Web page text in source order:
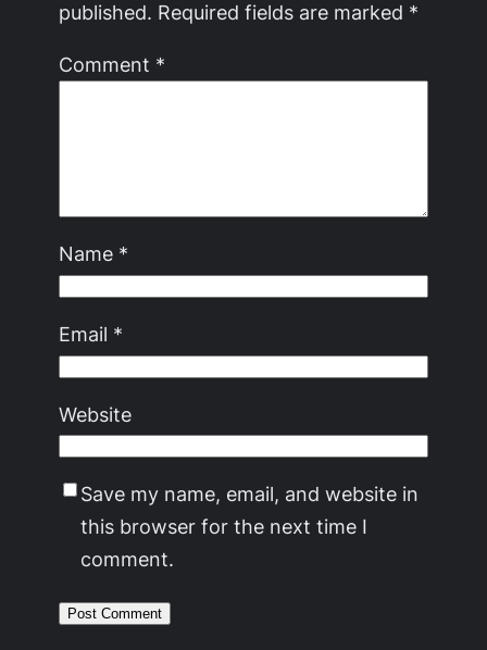
published. Required fields are marked *
Comment *
Name *
Email *
Website
Save my name, email, and website in
this browser for the next time I
comment.